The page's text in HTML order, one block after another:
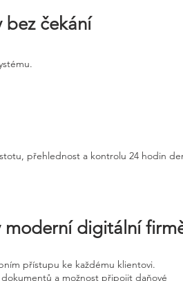
čekání
přehlednost a kontrolu 24 hodin
moderní digitální
přístupu ke každému klientovi.
a možnost připojit daňové